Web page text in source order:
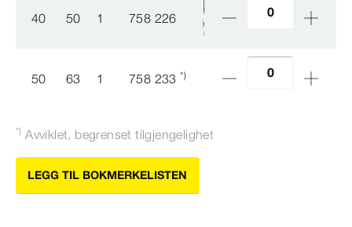
40 50 1 758 226
50 63 1 758 233*)
*) Avviklet, begrenset tilgjengelighet
LEGG TIL BOKMERKELISTEN